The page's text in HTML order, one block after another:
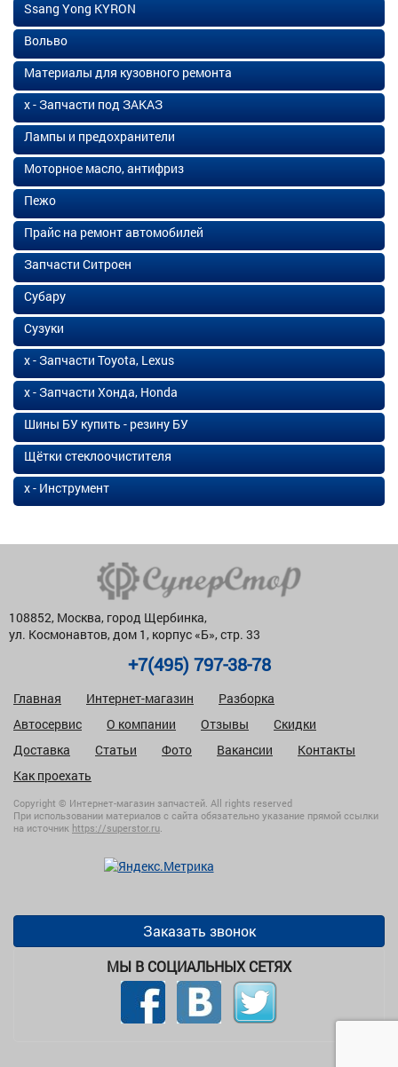
Ssang Yong KYRON
Вольво
Материалы для кузовного ремонта
х - Запчасти под ЗАКАЗ
Лампы и предохранители
Моторное масло, антифриз
Пежо
Прайс на ремонт автомобилей
Запчасти Ситроен
Субару
Сузуки
х - Запчасти Toyota, Lexus
х - Запчасти Хонда, Honda
Шины БУ купить - резину БУ
Щётки стеклоочистителя
х - Инструмент
108852, Москва, город Щербинка,
ул. Космонавтов, дом 1, корпус «Б», стр. 33
+7(495) 797-38-78
Главная Интернет-магазин
Разборка
Автосервис
О компании Отзывы
Скидки
Доставка
Статьи Фото Вакансии
Контакты
Как проехать
Copyright © Интернет-магазин запчастей. All rights reserved
При использовании материалов с сайта обязательно указание прямой ссылки
на источник https://superstor.ru.
Заказать звонок
МЫ В СОЦИАЛЬНЫХ СЕТЯХ